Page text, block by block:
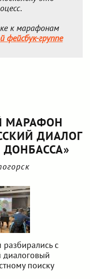
к марафонам
фейсбук-группе
МАРАФОН
ДИАЛОГ
с
диалоговый
поиску